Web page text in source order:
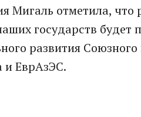
Мигаль отметила, что
государств
развития
и ЕврАзЭС.